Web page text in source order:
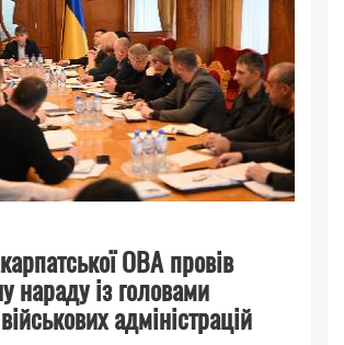
ОВА провів
нараду із головами
адміністрацій